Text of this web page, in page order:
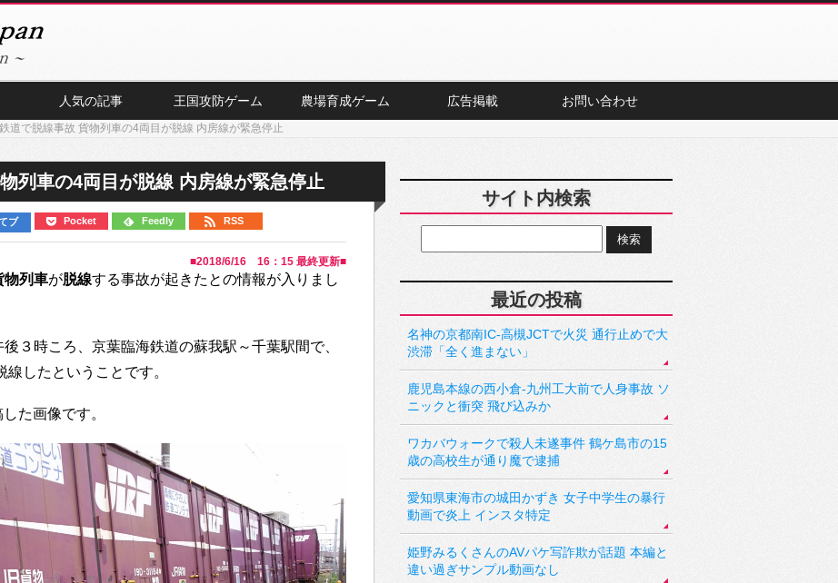
人気の記事 王国攻防ゲーム 農場育成ゲーム 広告掲載 お問い合わせ
道で脱線事故 貨物列車の4両目が脱線 内房線が緊急停止
列車の4両目が脱線 内房線が緊急停止
ブ Pocket Feedly RSS
■2018/6/16 16：15 最終更新■
物列車が脱線する事故が起きたとの情報が入りまし
３時ころ、京葉臨海鉄道の蘇我駅～千葉駅間で、
したということです。
た画像です。
サイト内検索
最近の投稿
名神の京都南IC-高槻JCTで火災 通行止めで大
渋滞「全く進まない」
鹿児島本線の西小倉-九州工大前で人身事故 ソ
ニックと衝突 飛び込みか
ワカバウォークで殺人未遂事件 鶴ケ島市の15
歳の高校生が通り魔で逮捕
愛知県東海市の城田かずき 女子中学生の暴行
動画で炎上 インスタ特定
姫野みるくさんのAVパケ写詐欺が話題 本編と
違い過ぎサンプル動画なし